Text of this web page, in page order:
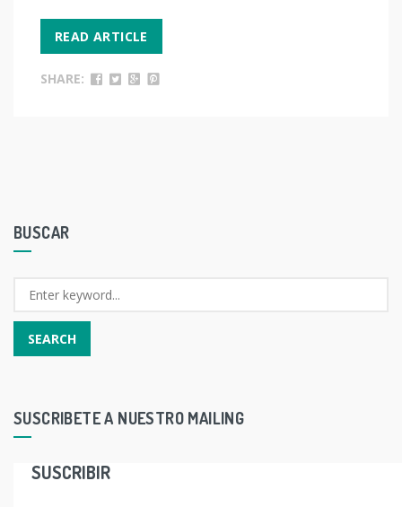
READ ARTICLE
SHARE:
BUSCAR
SUSCRIBETE A NUESTRO MAILING
SUSCRIBIR